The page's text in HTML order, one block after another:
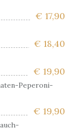
€ 17,90
€ 18,40
€ 19,90
Peperoni-
€ 19,90